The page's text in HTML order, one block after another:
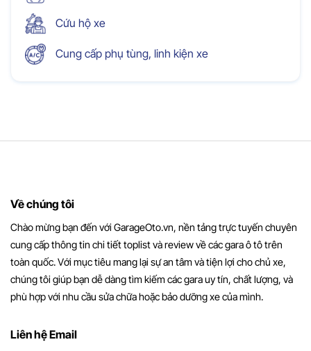
Cứu hộ xe
Cung cấp phụ tùng, linh kiện xe
Về chúng tôi
Chào mừng bạn đến với GarageOto.vn, nền tảng trực tuyến chuyên
cung cấp thông tin chi tiết toplist và review về các gara ô tô trên
toàn quốc. Với mục tiêu mang lại sự an tâm và tiện lợi cho chủ xe,
chúng tôi giúp bạn dễ dàng tìm kiếm các gara uy tín, chất lượng, và
phù hợp với nhu cầu sửa chữa hoặc bảo dưỡng xe của mình.
Liên hệ Email